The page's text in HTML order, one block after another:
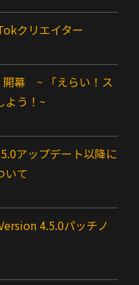
クリエイター
開幕 ~ 「えらい！ス
よう！~
アップデート以降に
いて
4.5.0パッチノ